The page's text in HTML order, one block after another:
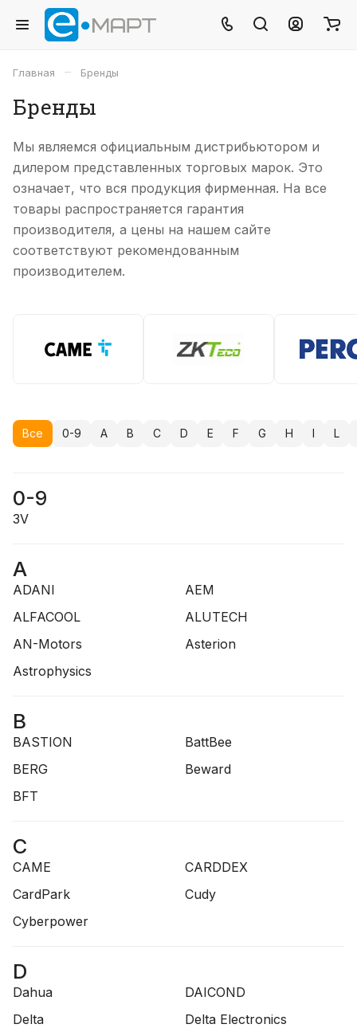
Главная – Бренды
Бренды
Мы являемся официальным дистрибьютором и
дилером представленных торговых марок. Это
означает, что вся продукция фирменная. На все
товары распространяется гарантия
производителя, а цены на нашем сайте
соответствуют рекомендованным
производителем.
Все 0-9 A B C D E F G H I L
0-9
3V
A
ADANI
AEM
ALFACOOL
ALUTECH
AN-Motors
Asterion
Astrophysics
B
BASTION
BattBee
BERG
Beward
BFT
C
CAME
CARDDEX
CardPark
Cudy
Cyberpower
D
Dahua
DAICOND
Delta
Delta Electronics